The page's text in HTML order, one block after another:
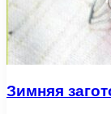
Зимняя